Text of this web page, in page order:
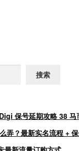
搜索
保号延期攻略 38 马
弄？最新实名流程 +